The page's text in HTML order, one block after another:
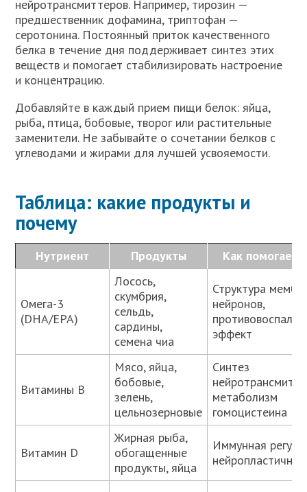
нейротрансмиттеров. Например, тирозин —
предшественник дофамина, триптофан —
серотонина. Постоянный приток качественного
белка в течение дня поддерживает синтез этих
веществ и помогает стабилизировать настроение
и концентрацию.
Добавляйте в каждый прием пищи белок: яйца,
рыба, птица, бобовые, творог или растительные
заменители. Не забывайте о сочетании белков с
углеводами и жирами для лучшей усвояемости.
Таблица: какие продукты и
почему
Нутриент Продукты Как помогает
Омега-3
(DHA/EPA)
Лосось,
скумбрия,
сельдь,
сардины,
семена чиа
Структура
нейронов,
эффект
Витамины B
Мясо, яйца,
бобовые,
зелень,
цельнозерновые
Синтез
метаболизм
гомоцистеина
Витамин D
Жирная рыба,
обогащенные
продукты, яйца
Иммунная